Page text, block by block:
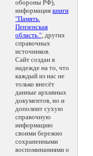
обороны РФ),
информация книги
"Память.
Пензенская
область.", других
справочных
источников.
Сайт создан в
надежде на то, что
каждый из нас не
только внесёт
данные архивных
документов, но и
дополнит сухую
справочную
информацию
своими бережно
сохраненными
воспоминаниями о